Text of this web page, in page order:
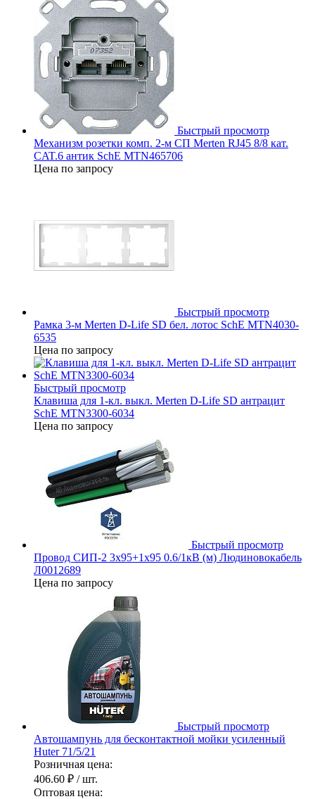
Быстрый просмотр
Механизм розетки комп. 2-м СП Merten RJ45 8/8 кат.
CAT.6 антик SchE MTN465706
Цена по запросу
Быстрый просмотр
Рамка 3-м Merten D-Life SD бел. лотос SchE MTN4030-
6535
Цена по запросу
Быстрый просмотр
Клавиша для 1-кл. выкл. Merten D-Life SD антрацит
SchE MTN3300-6034
Цена по запросу
Быстрый просмотр
Провод СИП-2 3х95+1х95 0.6/1кВ (м) Людиновокабель
Л0012689
Цена по запросу
Быстрый просмотр
Автошампунь для бесконтактной мойки усиленный
Huter 71/5/21
Розничная цена:
406.60 ₽ / шт.
Оптовая цена: